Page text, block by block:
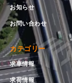
お知らせ
お問い合わせ
カテゴリー
求車情報
求荷情報